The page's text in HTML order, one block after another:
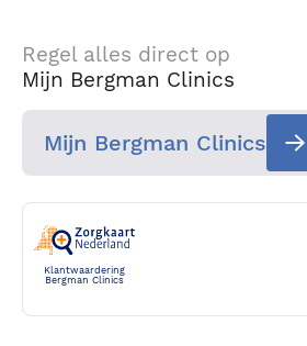
Regel alles direct op
Mijn Bergman Clinics
Mijn Bergman Clinics
Klantwaardering
Bergman Clinics